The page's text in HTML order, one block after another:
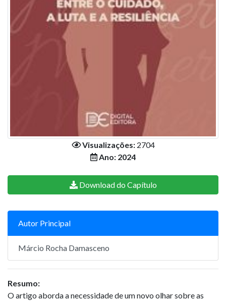
Visualizações: 2704
Ano: 2024
Download do Capítulo
Autor Principal
Márcio Rocha Damasceno
Resumo:
O artigo aborda a necessidade de um novo olhar sobre as